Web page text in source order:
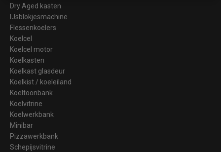
Dry Aged kasten
IJsblokjesmachine
Flessenkoelers
Koelcel
Koelcel motor
Koelkasten
Koelkast glasdeur
Koelkist / koeleiland
Koeltoonbank
Koelvitrine
Koelwerkbank
Minibar
Pizzawerkbank
Schepijsvitrine